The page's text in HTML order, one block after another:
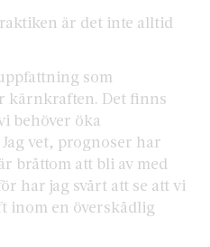
är det inte alltid
som
kärnkraften. Det finns
behöver öka
vet, prognoser har
bråttom att bli av med
har jag svårt att se att vi
inom en överskådlig